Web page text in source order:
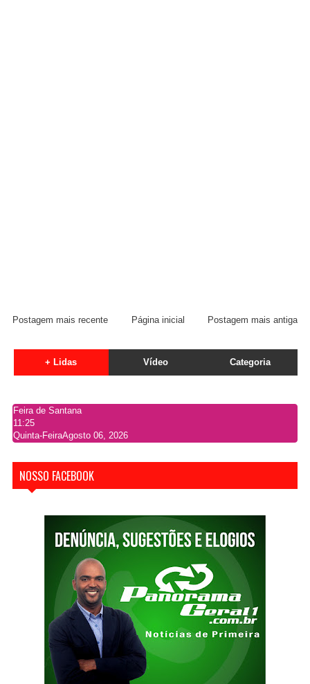
Postagem mais recente Postagem mais antiga
Página inicial
+ Lidas Vídeo Categoria
Feira de Santana
11:25
Quinta-FeiraAgosto 06, 2026
NOSSO FACEBOOK